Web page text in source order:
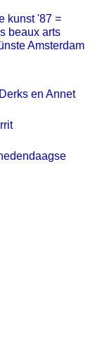
kunst '87 =
beaux arts
Amsterdam
en Annet